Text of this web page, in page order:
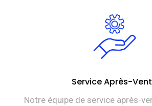
Service Après-
Notre équipe de service après-